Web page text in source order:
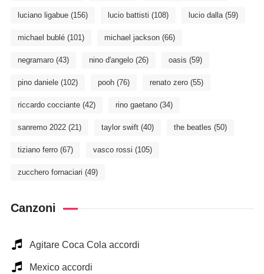
luciano ligabue(156) lucio battisti (108) lucio dalla(59)
michael bublé(101) michael jackson(66)
negramaro(43) nino d'angelo(26) oasis (59)
pino daniele(102) pooh(76) renato zero(55)
riccardo cocciante(42) rino gaetano(34)
sanremo 2022(21) taylor swift(40) the beatles (50)
tiziano ferro(67) vasco rossi (105)
zucchero fornaciari (49)
Canzoni
Agitare Coca Cola accordi
Mexico accordi